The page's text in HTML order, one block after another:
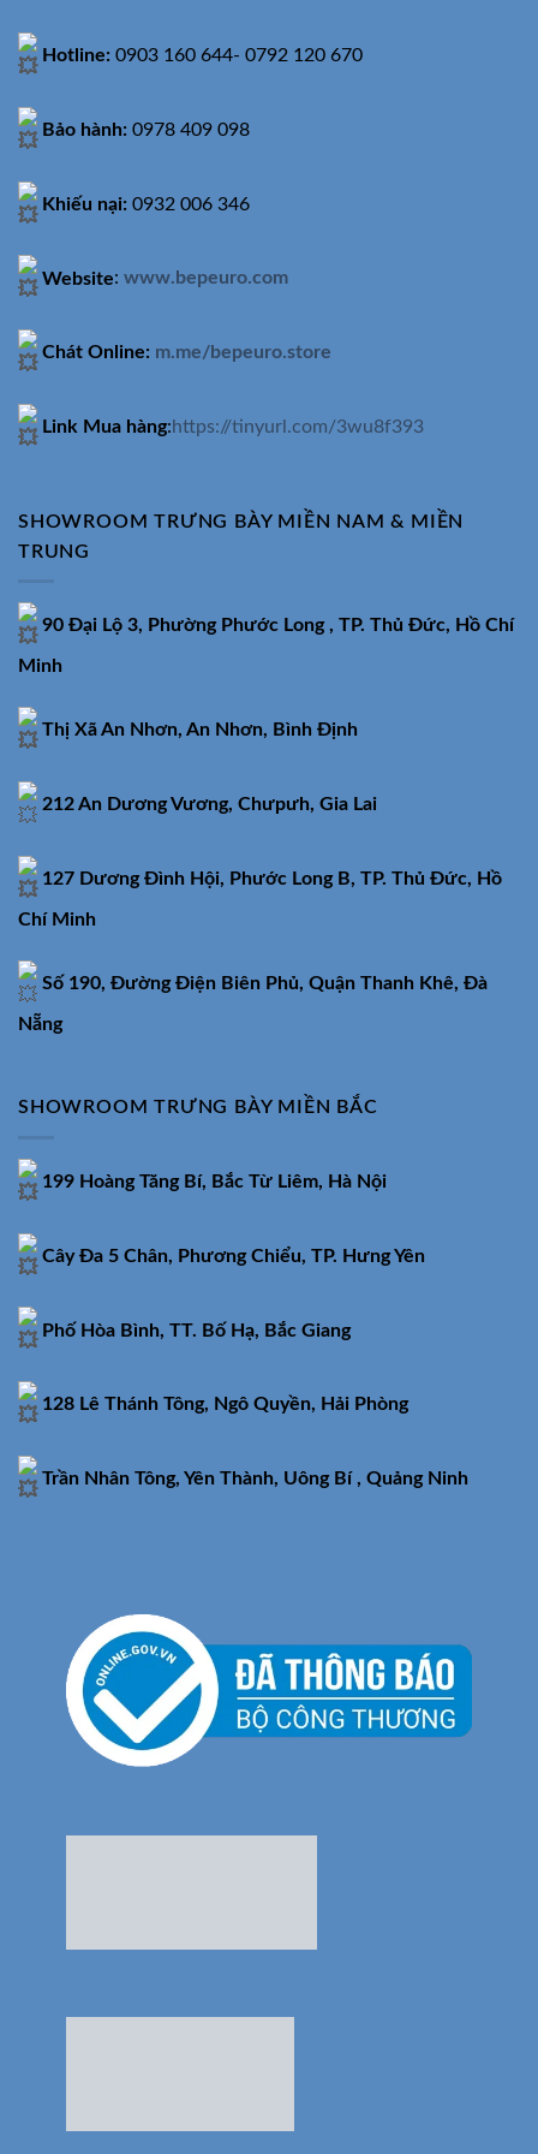
Hotline: 0903 160 644- 0792 120 670
Bảo hành: 0978 409 098
Khiếu nại: 0932 006 346
Website: www.bepeuro.com
Chát Online: m.me/bepeuro.store
Link Mua hàng:https://tinyurl.com/3wu8f393
SHOWROOM TRƯNG BÀY MIỀN NAM & MIỀN
TRUNG
90 Đại Lộ 3, Phường Phước Long , TP. Thủ Đức, Hồ Chí
Minh
Thị Xã An Nhơn, An Nhơn, Bình Định
212 An Dương Vương, Chưpưh, Gia Lai
127 Dương Đình Hội, Phước Long B, TP. Thủ Đức, Hồ
Chí Minh
Số 190, Đường Điện Biên Phủ, Quận Thanh Khê, Đà
Nẵng
SHOWROOM TRƯNG BÀY MIỀN BẮC
199 Hoàng Tăng Bí, Bắc Từ Liêm, Hà Nội
Cây Đa 5 Chân, Phương Chiểu, TP. Hưng Yên
Phố Hòa Bình, TT. Bố Hạ, Bắc Giang
128 Lê Thánh Tông, Ngô Quyền, Hải Phòng
Trần Nhân Tông, Yên Thành, Uông Bí , Quảng Ninh